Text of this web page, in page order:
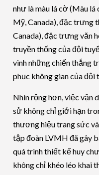
như là màu lá cờ (Màu
Mỹ, Canada), đặc trưng
Canada), đặc trưng văn
truyền thống của đội
vinh những chiến thắng
phục không gian của đội
Nhìn rộng hơn, việc vận
sử không chỉ giới hạn
thương hiệu trang sức
tập đoàn LVMH đã gây
quá trình thiết kế huy
không chỉ khéo léo khai